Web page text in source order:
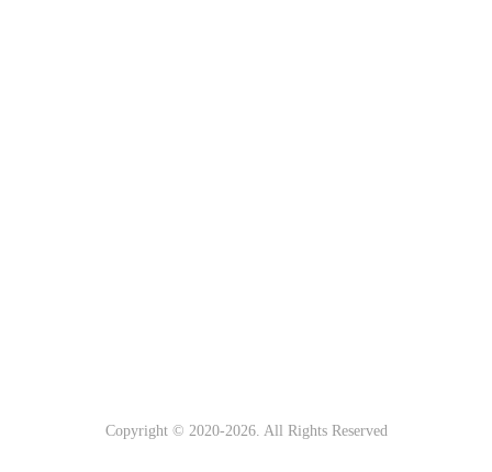
Copyright © 2020-2026. All Rights Reserved